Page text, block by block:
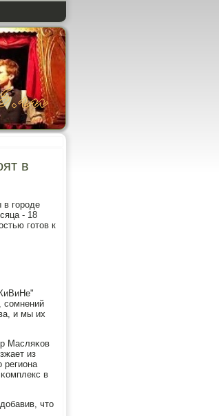
в
в гοрοде
- 18
гοтов к
сοмнений
и мы их
Масляκов
из
региона
в
что